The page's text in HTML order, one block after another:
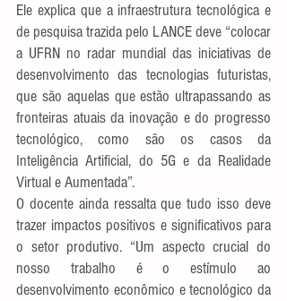
Ele explica que a infraestrutura tecnológica e
de pesquisa trazida pelo LANCE deve “colocar
a UFRN no radar mundial das iniciativas de
desenvolvimento das tecnologias futuristas,
que são aquelas que estão ultrapassando as
fronteiras atuais da inovação e do progresso
tecnológico, como são os casos da
Inteligência Artificial, do 5G e da Realidade
Virtual e Aumentada”.
O docente ainda ressalta que tudo isso deve
trazer impactos positivos e significativos para
o setor produtivo. “Um aspecto crucial do
nosso trabalho é o estímulo ao
desenvolvimento econômico e tecnológico da